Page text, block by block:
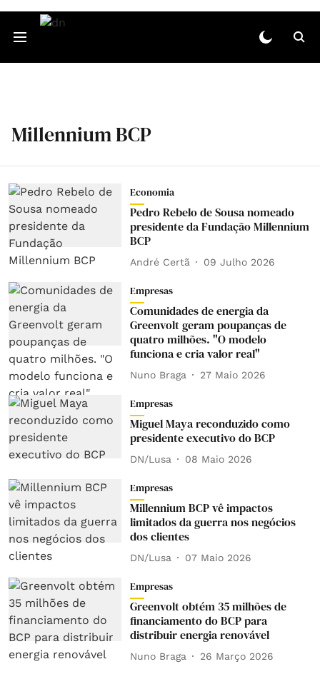
Millennium BCP
Economia
Pedro Rebelo de Sousa nomeado
presidente da Fundação Millennium
BCP
André Certã 09 Julho 2026
Empresas
Comunidades de energia da
Greenvolt geram poupanças de
quatro milhões. "O modelo
funciona e cria valor real"
Nuno Braga 27 Maio 2026
Empresas
Miguel Maya reconduzido como
presidente executivo do BCP
DN/Lusa 08 Maio 2026
Empresas
Millennium BCP vê impactos
limitados da guerra nos negócios
dos clientes
DN/Lusa 07 Maio 2026
Empresas
Greenvolt obtém 35 milhões de
financiamento do BCP para
distribuir energia renovável
Nuno Braga 26 Março 2026